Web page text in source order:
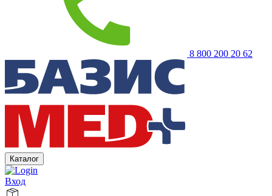
8 800 200 20 62
Каталог
Вход